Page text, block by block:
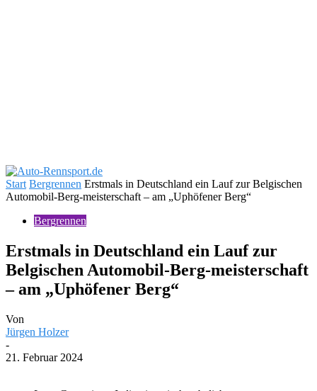
Start Bergrennen Erstmals in Deutschland ein Lauf zur Belgischen
Automobil-Berg-meisterschaft – am „Uphöfener Berg“
Bergrennen
Erstmals in Deutschland ein Lauf zur
Belgischen Automobil-Berg-meisterschaft
– am „Uphöfener Berg“
Von
Jürgen Holzer
-
21. Februar 2024